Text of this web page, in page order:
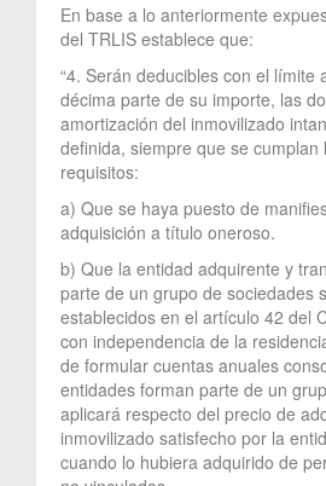
En base a lo anteriormente
del TRLIS establece que:
“4. Serán deducibles con el límite
décima parte de su importe, las
amortización del inmovilizado
definida, siempre que se cumplan
requisitos:
a) Que se haya puesto de
adquisición a título oneroso.
b) Que la entidad adquirente y
parte de un grupo de sociedades
establecidos en el artículo 42 del
con independencia de la
de formular cuentas anuales
entidades forman parte de un
aplicará respecto del precio de
inmovilizado satisfecho por la
cuando lo hubiera adquirido de